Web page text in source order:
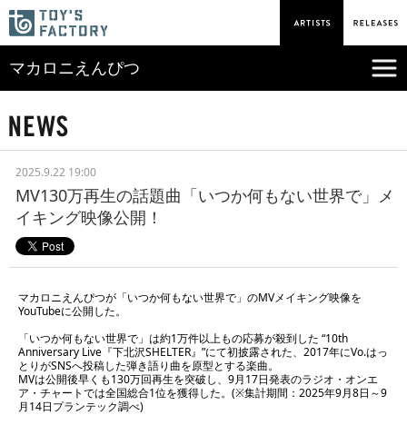
マカロニえんぴつ
2025.9.22 19:00
MV130万再生の話題曲「いつか何もない世界で」メ
イキング映像公開！
マカロニえんぴつが「いつか何もない世界で」のMVメイキング映像を
YouTubeに公開した。
「いつか何もない世界で」は約1万件以上もの応募が殺到した “10th
Anniversary Live『下北沢SHELTER』”にて初披露された、2017年にVo.はっ
とりがSNSへ投稿した弾き語り曲を原型とする楽曲。
MVは公開後早くも130万回再生を突破し、9月17日発表のラジオ・オンエ
ア・チャートでは全国総合1位を獲得した。(※集計期間：2025年9月8日～9
月14日プランテック調べ)